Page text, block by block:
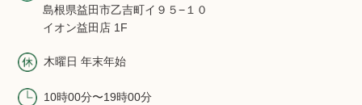
島根県益田市乙吉町イ９５−１０
イオン益田店 1F
木曜日 年末年始
10時00分〜19時00分